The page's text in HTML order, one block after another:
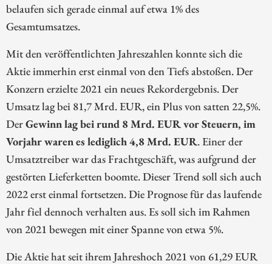
belaufen sich gerade einmal auf etwa 1% des
Gesamtumsatzes.
Mit den veröffentlichten Jahreszahlen konnte sich die
Aktie immerhin erst einmal von den Tiefs abstoßen. Der
Konzern erzielte 2021 ein neues Rekordergebnis. Der
Umsatz lag bei 81,7 Mrd. EUR, ein Plus von satten 22,5%.
DerGewinn lag bei rund 8 Mrd. EUR vor Steuern, im
Vorjahr waren es lediglich 4,8 Mrd. EUR. Einer der
Umsatztreiber war das Frachtgeschäft, was aufgrund der
gestörten Lieferketten boomte. Dieser Trend soll sich auch
2022 erst einmal fortsetzen. Die Prognose für das laufende
Jahr fiel dennoch verhalten aus. Es soll sich im Rahmen
von 2021 bewegen mit einer Spanne von etwa 5%.
Die Aktie hat seit ihrem Jahreshoch 2021 von 61,29 EUR